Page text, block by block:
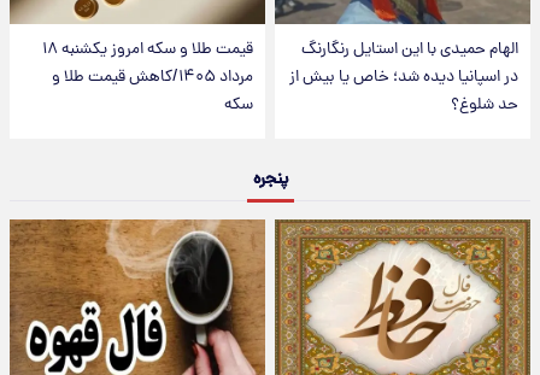
الهام حمیدی با این استایل رنگارنگ
در اسپانیا دیده شد؛ خاص یا بیش از
حد شلوغ؟
قیمت طلا و سکه امروز یکشنبه ۱۸
مرداد ۱۴۰۵/کاهش قیمت طلا و
سکه
پنجره